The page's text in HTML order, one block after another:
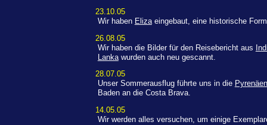
23.10.05
Wir haben Elizaeingebaut, eine historische
26.08.05
Wir haben die Bilder für den Reisebericht aus
Lankawurden auch neu gescannt.
28.07.05
Unser Sommerausflug führte uns in die Pyrenäen
Baden an die Costa Brava.
14.05.05
Wir werden alles versuchen, um einige